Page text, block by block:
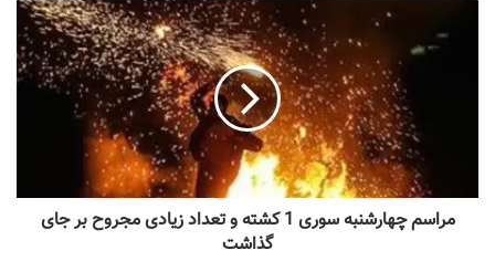
مراسم چهارشنبه سوری 1 کشته و تعداد زیادی مجروح بر جای
گذاشت